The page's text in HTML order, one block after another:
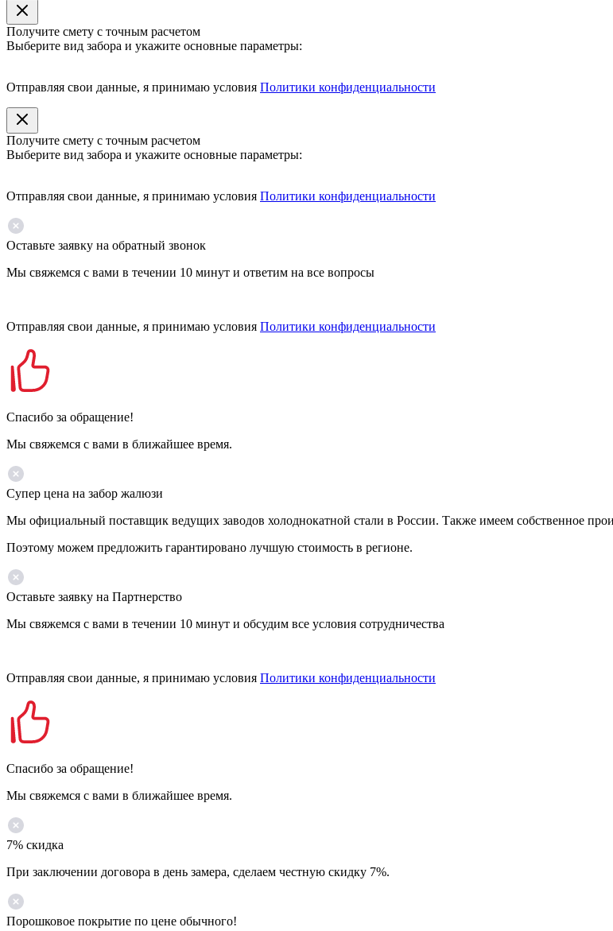
Получите смету с точным расчетом
Выберите вид забора и укажите основные параметры:
Отправляя свои данные, я принимаю условия Политики конфиденциальности
Получите смету с точным расчетом
Выберите вид забора и укажите основные параметры:
Отправляя свои данные, я принимаю условия Политики конфиденциальности
Оставьте заявку на обратный звонок
Мы свяжемся с вами в течении 10 минут и ответим на все вопросы
Отправляя свои данные, я принимаю условия Политики конфиденциальности
Спасибо за обращение!
Мы свяжемся с вами в ближайшее время.
Супер цена на забор жалюзи
Мы официальный поставщик ведущих заводов холоднокатной стали в России. Также имеем собственное
Поэтому можем предложить гарантировано лучшую стоимость в регионе.
Оставьте заявку на Партнерство
Мы свяжемся с вами в течении 10 минут и обсудим все условия сотрудничества
Отправляя свои данные, я принимаю условия Политики конфиденциальности
Спасибо за обращение!
Мы свяжемся с вами в ближайшее время.
7% скидка
При заключении договора в день замера, сделаем честную скидку 7%.
Порошковое покрытие по цене обычного!